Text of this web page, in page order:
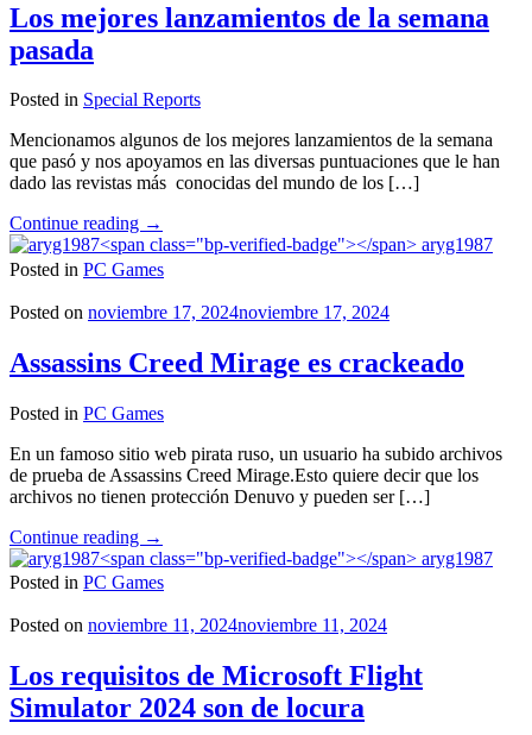
Los mejores lanzamientos de la semana
pasada
Posted in Special Reports
Mencionamos algunos de los mejores lanzamientos de la semana
que pasó y nos apoyamos en las diversas puntuaciones que le han
dado las revistas más conocidas del mundo de los […]
Continue reading "Los
mejores
lanzamientos
la
pasada"
→
aryg1987
Posted in PC Games
Posted on noviembre 17, 2024noviembre 17, 2024
Assassins Creed Mirage es crackeado
Posted in PC Games
En un famoso sitio web pirata ruso, un usuario ha subido archivos
de prueba de Assassins Creed Mirage.Esto quiere decir que los
archivos no tienen protección Denuvo y pueden ser […]
Continue reading "Assassins
Creed
Mirage
crackeado"
→
aryg1987
Posted in PC Games
Posted on noviembre 11, 2024noviembre 11, 2024
Los requisitos de Microsoft Flight
Simulator 2024 son de locura